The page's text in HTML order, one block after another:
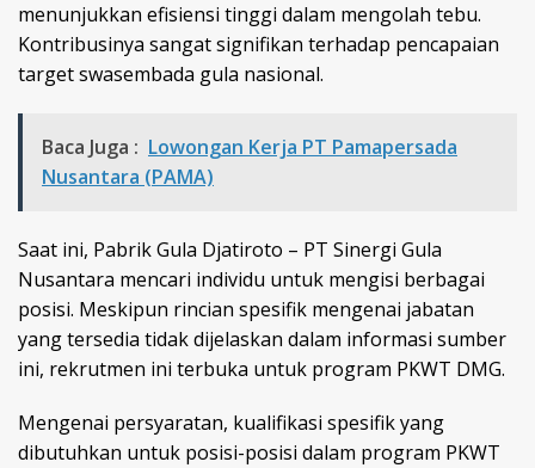
menunjukkan efisiensi tinggi dalam mengolah tebu.
Kontribusinya sangat signifikan terhadap pencapaian
target swasembada gula nasional.
Baca Juga : Lowongan Kerja PT Pamapersada
Nusantara (PAMA)
Saat ini, Pabrik Gula Djatiroto – PT Sinergi Gula
Nusantara mencari individu untuk mengisi berbagai
posisi. Meskipun rincian spesifik mengenai jabatan
yang tersedia tidak dijelaskan dalam informasi sumber
ini, rekrutmen ini terbuka untuk program PKWT DMG.
Mengenai persyaratan, kualifikasi spesifik yang
dibutuhkan untuk posisi-posisi dalam program PKWT